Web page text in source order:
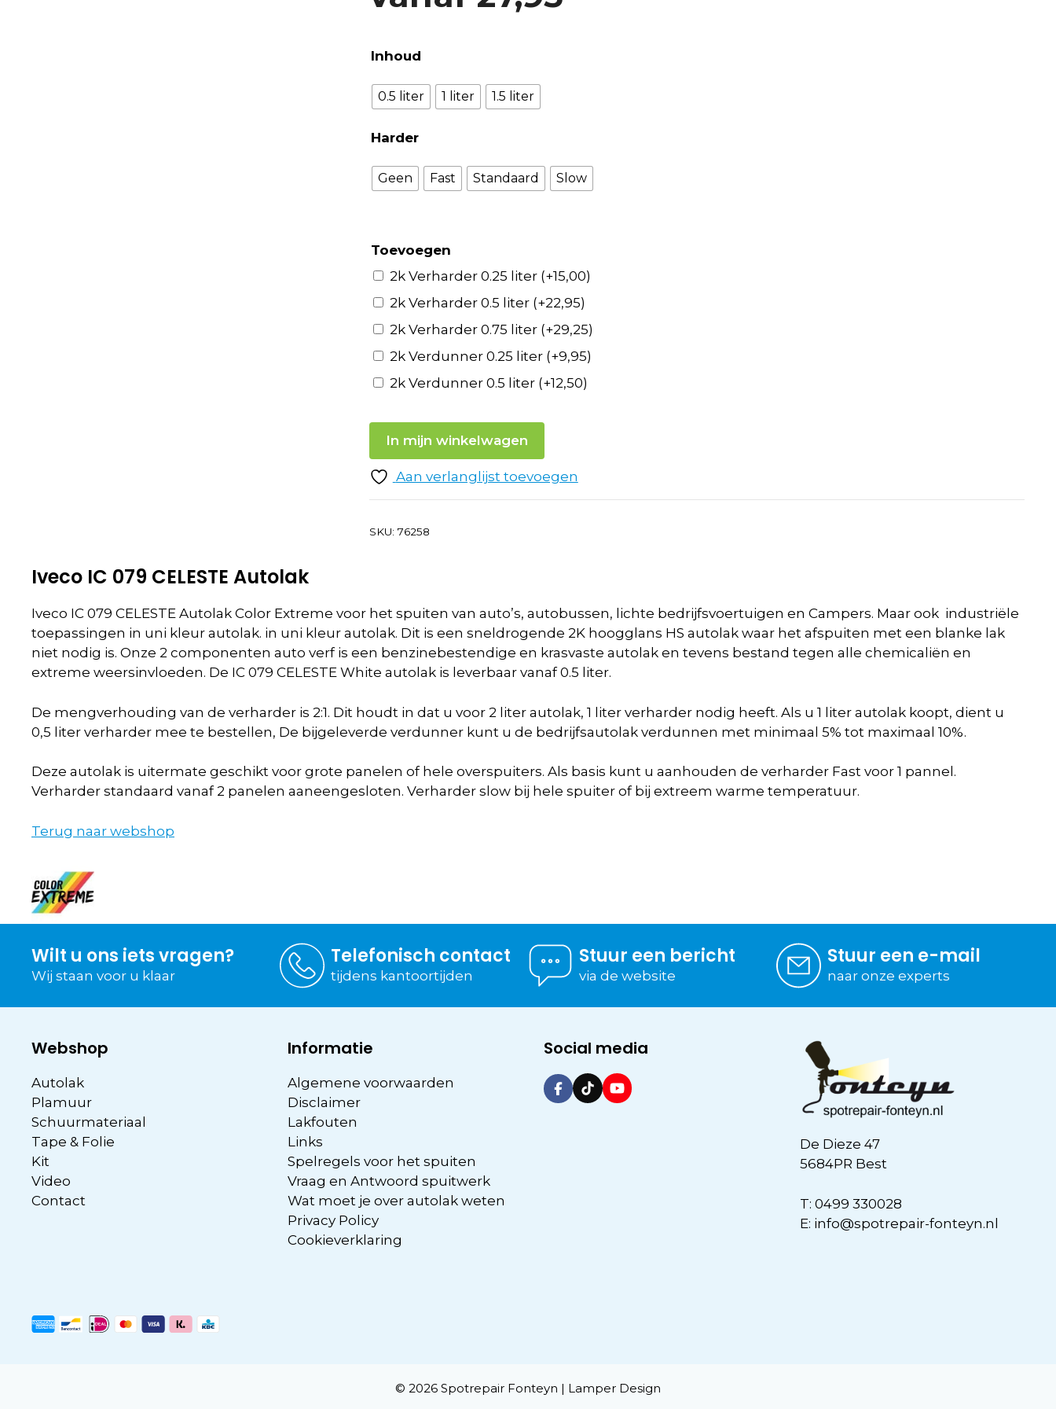
Inhoud
0.5 liter 1 liter 1.5 liter
Harder
Geen Fast Standaard Slow
Toevoegen
2k Verharder 0.25 liter (+15,00)
2k Verharder 0.5 liter (+22,95)
2k Verharder 0.75 liter (+29,25)
2k Verdunner 0.25 liter (+9,95)
2k Verdunner 0.5 liter (+12,50)
In mijn winkelwagen
Aan verlanglijst toevoegen
SKU: 76258
Iveco IC 079 CELESTE Autolak
Iveco IC 079 CELESTE Autolak Color Extreme voor het spuiten van auto’s, autobussen, lichte bedrijfsvoertuigen en Campers. Maar ook industriële
toepassingen in uni kleur autolak. in uni kleur autolak. Dit is een sneldrogende 2K hoogglans HS autolak waar het afspuiten met een blanke lak
niet nodig is. Onze 2 componenten auto verf is een benzinebestendige en krasvaste autolak en tevens bestand tegen alle chemicaliën en
extreme weersinvloeden. De IC 079 CELESTE White autolak is leverbaar vanaf 0.5 liter.
De mengverhouding van de verharder is 2:1. Dit houdt in dat u voor 2 liter autolak, 1 liter verharder nodig heeft. Als u 1 liter autolak koopt, dient u
0,5 liter verharder mee te bestellen, De bijgeleverde verdunner kunt u de bedrijfsautolak verdunnen met minimaal 5% tot maximaal 10%.
Deze autolak is uitermate geschikt voor grote panelen of hele overspuiters. Als basis kunt u aanhouden de verharder Fast voor 1 pannel.
Verharder standaard vanaf 2 panelen aaneengesloten. Verharder slow bij hele spuiter of bij extreem warme temperatuur.
Terug naar webshop
Wilt u ons iets vragen?
Wij staan voor u klaar
Telefonisch contact
tijdens kantoortijden
Stuur een bericht
via de website
Stuur een e-mail
naar onze experts
Webshop
Autolak
Plamuur
Schuurmateriaal
Tape & Folie
Kit
Video
Contact
Informatie
Algemene voorwaarden
Disclaimer
Lakfouten
Links
Spelregels voor het spuiten
Vraag en Antwoord spuitwerk
Wat moet je over autolak weten
Privacy Policy
Cookieverklaring
Social media
De Dieze 47
5684PR Best
T: 0499 330028
E: info@spotrepair-fonteyn.nl
© 2026 Spotrepair Fonteyn | Lamper Design